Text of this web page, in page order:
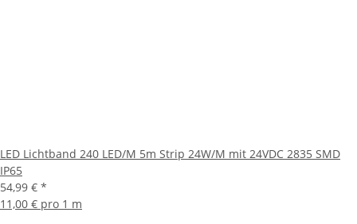
LED Lichtband 240 LED/M 5m Strip 24W/M mit 24VDC 2835 SMD
IP65
54,99 € *
11,00 € pro 1 m